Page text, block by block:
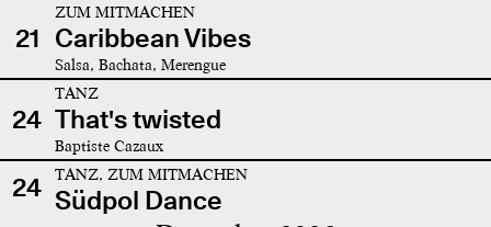
21
ZUM MITMACHEN
Caribbean Vibes
Salsa, Bachata, Merengue
24
TANZ
That's twisted
Baptiste Cazaux
24 TANZ, ZUM MITMACHEN
Südpol Dance